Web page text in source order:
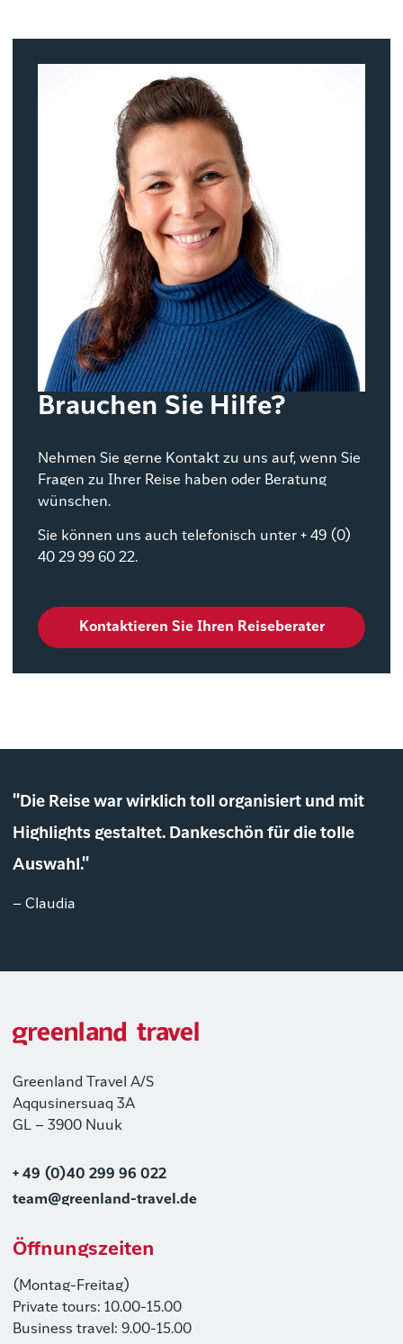
Brauchen Sie Hilfe?
Nehmen Sie gerne Kontakt zu uns auf, wenn Sie
Fragen zu Ihrer Reise haben oder Beratung
wünschen.
Sie können uns auch telefonisch unter + 49 (0)
40 29 99 60 22.
Kontaktieren Sie Ihren Reiseberater
"Die Reise war wirklich toll organisiert und mit
Highlights gestaltet. Dankeschön für die tolle
Auswahl."
– Claudia
Greenland Travel A/S
Aqqusinersuaq 3A
GL – 3900 Nuuk
+ 49 (0)40 299 96 022
team@greenland-travel.de
Öffnungszeiten
(Montag-Freitag)
Private tours: 10.00-15.00
Business travel: 9.00-15.00